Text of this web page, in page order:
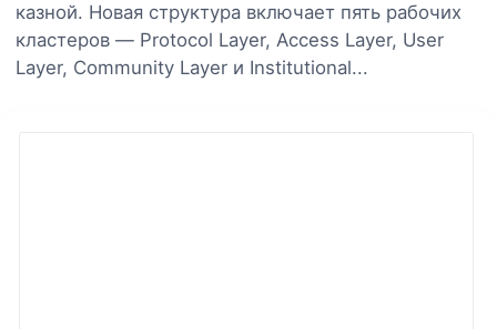
казной. Новая структура включает пять рабочих
кластеров — Protocol Layer, Access Layer, User
Layer, Community Layer и Institutional...